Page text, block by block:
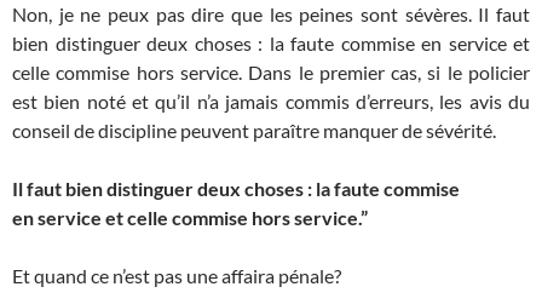
Non, je ne peux pas dire que les peines sont sévères. Il faut
bien distinguer deux choses : la faute commise en service et
celle commise hors service. Dans le premier cas, si le policier
est bien noté et qu’il n’a jamais commis d’erreurs, les avis du
conseil de discipline peuvent paraître manquer de sévérité.
Il faut bien distinguer deux choses : la faute commise
en service et celle commise hors service.”
Et quand ce n’est pas une affaira pénale?